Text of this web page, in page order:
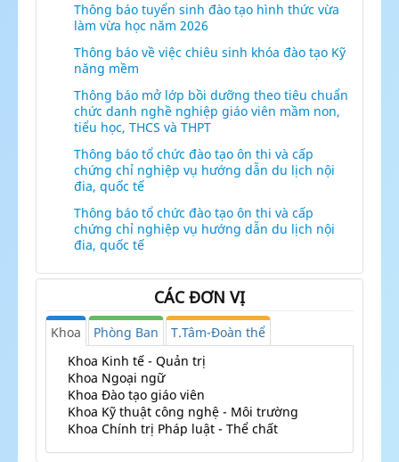
Thông báo tuyển sinh đào tạo hình thức vừa
làm vừa học năm 2026
Thông báo về việc chiêu sinh khóa đào tạo Kỹ
năng mềm
Thông báo mở lớp bồi dưỡng theo tiêu chuẩn
chức danh nghề nghiệp giáo viên mầm non,
tiểu học, THCS và THPT
Thông báo tổ chức đào tạo ôn thi và cấp
chứng chỉ nghiệp vụ hướng dẫn du lịch nội
đia, quốc tế
Thông báo tổ chức đào tạo ôn thi và cấp
chứng chỉ nghiệp vụ hướng dẫn du lịch nội
đia, quốc tế
CÁC ĐƠN VỊ
Khoa Phòng Ban
T.Tâm-Đoàn thể
Khoa Kinh tế - Quản trị
Khoa Ngoại ngữ
Khoa Đào tạo giáo viên
Khoa Kỹ thuật công nghệ - Môi trường
Khoa Chính trị Pháp luật - Thể chất